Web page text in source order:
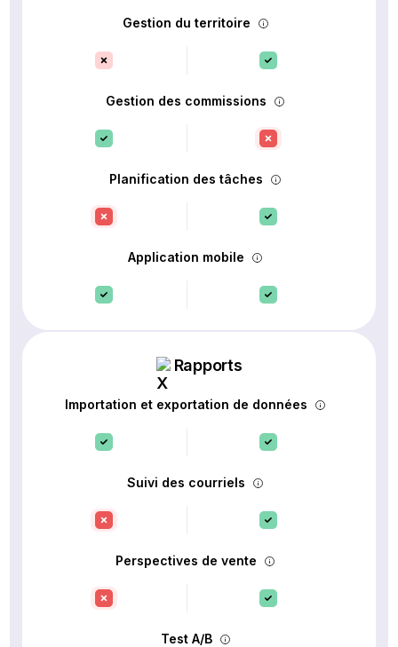
Gestion du territoire
Gestion des commissions
Planification des tâches
Application mobile
Rapports
Importation et exportation de données
Suivi des courriels
Perspectives de vente
Test A/B